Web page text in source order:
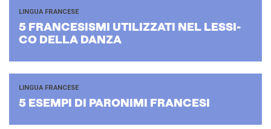
LINGUA FRANCESE
5 FRAN­CE­SI­SMI UTI­LIZ­ZA­TI NEL LES­SI­
CO DELLA DANZA
LINGUA FRANCESE
5 ESEM­PI DI PA­RO­NI­MI FRAN­CE­SI